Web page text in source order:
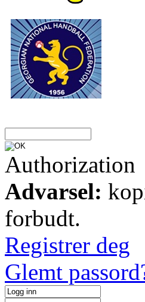
Authorization
Advarsel:
forbudt.
Registrer deg
Glemt